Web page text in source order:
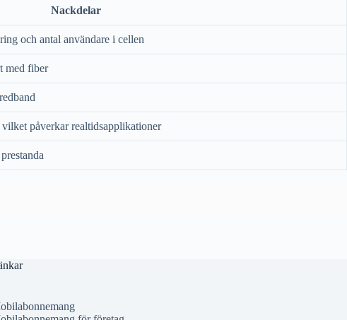
Nackdelar
och antal användare i cellen
med fiber
påverkar realtidsapplikationer